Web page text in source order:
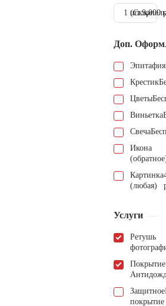
1 шт.9.000
Доп.
Эпитафия
Крестик
Цветы
Виньетка
Свеча
Икона
Картинка
(любая)
Услуги
Ретушь
Покрытие
Защитное
покрытие